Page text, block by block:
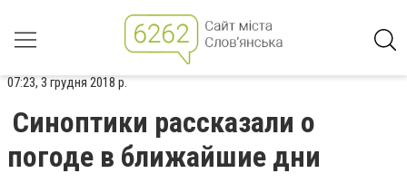
07:23, 3 грудня 2018 р.
Синоптики рассказали о
погоде в ближайшие дни